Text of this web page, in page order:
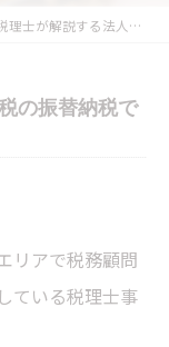
士が解説する法人税・消費税の振替納税で納付漏れを防ぐ資金管理術
の振替納税で
リアで税務顧問
ている税理士事